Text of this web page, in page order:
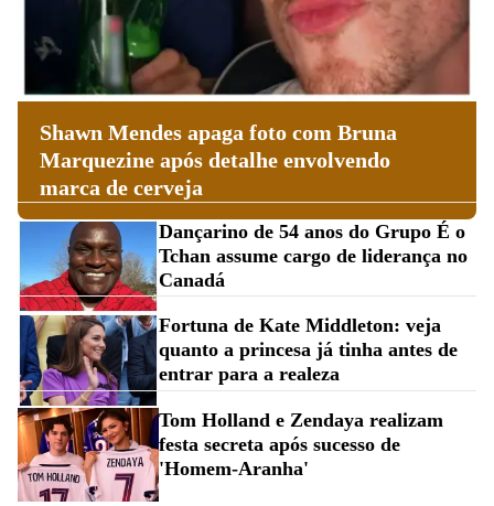
Shawn Mendes apaga foto com Bruna
Marquezine após detalhe envolvendo
marca de cerveja
Dançarino de 54 anos do Grupo É o
Tchan assume cargo de liderança no
Canadá
Fortuna de Kate Middleton: veja
quanto a princesa já tinha antes de
entrar para a realeza
Tom Holland e Zendaya realizam
festa secreta após sucesso de
'Homem-Aranha'